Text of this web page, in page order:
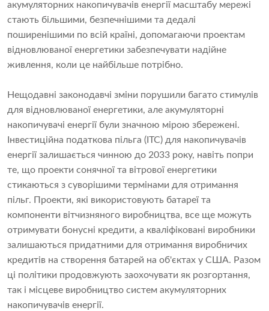
акумуляторних накопичувачів енергії масштабу мережі
стають більшими, безпечнішими та дедалі
поширенішими по всій країні, допомагаючи проектам
відновлюваної енергетики забезпечувати надійне
живлення, коли це найбільше потрібно.
Нещодавні законодавчі зміни порушили багато стимулів
для відновлюваної енергетики, але акумуляторні
накопичувачі енергії були значною мірою збережені.
Інвестиційна податкова пільга (ITC) для накопичувачів
енергії залишається чинною до 2033 року, навіть попри
те, що проекти сонячної та вітрової енергетики
стикаються з суворішими термінами для отримання
пільг. Проекти, які використовують батареї та
компоненти вітчизняного виробництва, все ще можуть
отримувати бонусні кредити, а кваліфіковані виробники
залишаються придатними для отримання виробничих
кредитів на створення батарей на об'єктах у США. Разом
ці політики продовжують заохочувати як розгортання,
так і місцеве виробництво систем акумуляторних
накопичувачів енергії.